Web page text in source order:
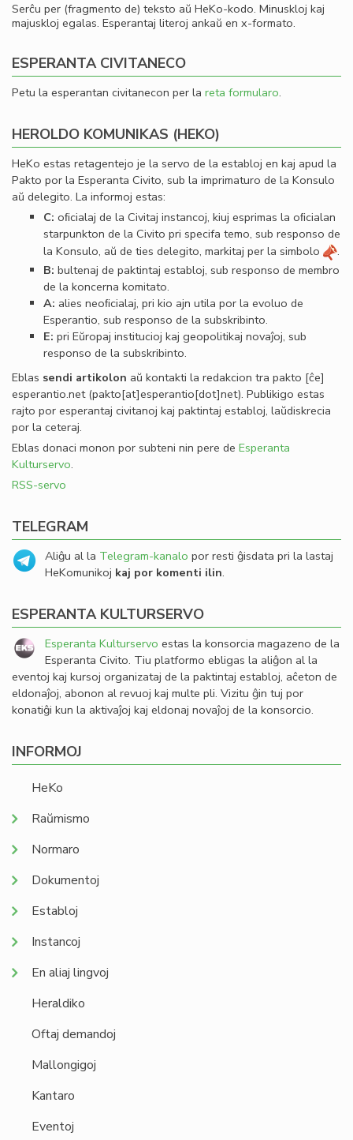
Serĉu per (fragmento de) teksto aŭ HeKo-kodo. Minuskloj kaj
majuskloj egalas. Esperantaj literoj ankaŭ en x-formato.
ESPERANTA CIVITANECO
Petu la esperantan civitanecon per la reta formularo.
HEROLDO KOMUNIKAS (HEKO)
HeKo estas retagentejo je la servo de la establoj en kaj apud la
Pakto por la Esperanta Civito, sub la imprimaturo de la Konsulo
aŭ delegito. La informoj estas:
C: oﬁcialaj de la Civitaj instancoj, kiuj esprimas la oﬁcialan
starpunkton de la Civito pri specifa temo, sub responso de
la Konsulo, aŭ de ties delegito, markitaj per la simbolo
.
B: bultenaj de paktintaj establoj, sub responso de membro
de la koncerna komitato.
A: alies neoﬁcialaj, pri kio ajn utila por la evoluo de
Esperantio, sub responso de la subskribinto.
E: pri Eŭropaj institucioj kaj geopolitikaj novaĵoj, sub
responso de la subskribinto.
Eblas sendi artikolon aŭ kontakti la redakcion tra pakto [ĉe]
esperantio.net(pakto[at]esperantio[dot]net). Publikigo estas
rajto por esperantaj civitanoj kaj paktintaj establoj, laŭdiskrecia
por la ceteraj.
Eblas donaci monon por subteni nin pere de Esperanta
Kulturservo.
RSS-servo
TELEGRAM
Aliĝu al la Telegram-kanalo por resti ĝisdata pri la lastaj
HeKomunikoj kaj por komenti ilin.
ESPERANTA KULTURSERVO
Esperanta Kulturservo estas la konsorcia magazeno de la
Esperanta Civito. Tiu platformo ebligas la aliĝon al la
eventoj kaj kursoj organizataj de la paktintaj establoj, aĉeton de
eldonaĵoj, abonon al revuoj kaj multe pli. Vizitu ĝin tuj por
konatiĝi kun la aktivaĵoj kaj eldonaj novaĵoj de la konsorcio.
INFORMOJ
HeKo
Raŭmismo
Normaro
Dokumentoj
Establoj
Instancoj
En aliaj lingvoj
Heraldiko
Oftaj demandoj
Mallongigoj
Kantaro
Eventoj